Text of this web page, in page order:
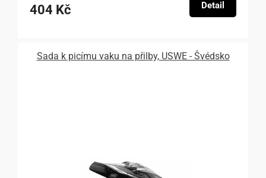
404 Kč Detail
Sada k picímu vaku na přilby, USWE - Švédsko